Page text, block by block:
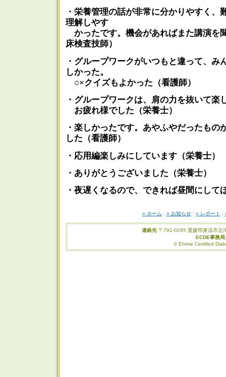
・栄養管理の話が非常に分かりやすく、
理解しやす
かったです。機会があればまた講演を
床検査技師）
・グループワークがいつもと違って、み
しかった。
○×クイズもよかった（看護師）
・グループワークは、肩の力を抜いて楽
お疲れ様でした（栄養士）
・楽しかったです。あやふやだったもの
した（看護師）
・応用編楽しみにしています（栄養士）
・ありがとうございました（栄養士）
・夜遅くなるので、できれば昼間にして
» ホーム | » お知らせ| » レポート |
連絡先 〒791-0295 愛媛県東温市志
ECDE事務
© Ehime Certified